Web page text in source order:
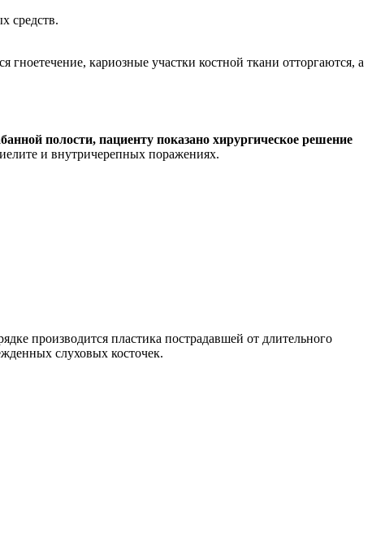
средств.
кариозные участки костной ткани отторгаются, а
полости, пациенту показано хирургическое решение
и внутричерепных поражениях.
производится пластика пострадавшей от длительного
слуховых косточек.